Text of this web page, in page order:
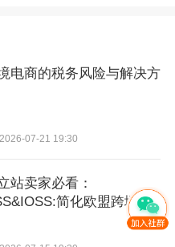
电商的税务风险与解决方
2026-07-21 19:30
站卖家必看：
简化欧盟跨境税